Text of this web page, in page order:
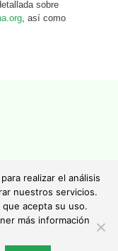
sobre
, así como
son propiedad de sus
reproducción.
realizar el análisis
nuestros servicios.
acepta su uso.
más información